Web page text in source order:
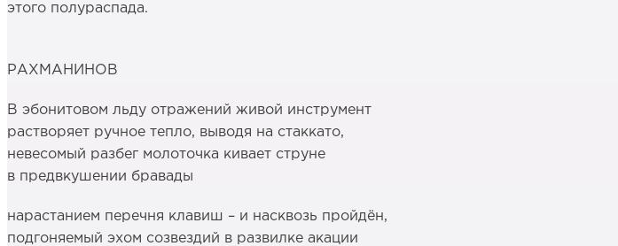
этого полураспада.
РАХМАНИНОВ
В эбонитовом льду отражений живой инструмент
растворяет ручное тепло, выводя на стаккато,
невесомый разбег молоточка кивает струне
в предвкушении бравады
нарастанием перечня клавиш – и насквозь пройдён,
подгоняемый эхом созвездий в развилке акации